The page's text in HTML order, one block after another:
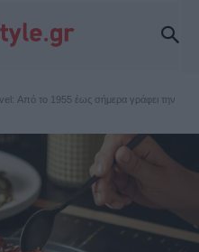
Από το 1955 έως σήμερα γράφει την